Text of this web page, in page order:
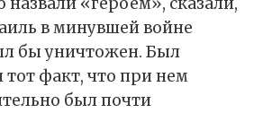
в минувшей войне
бы уничтожен. Был
факт, что при нем
был почти